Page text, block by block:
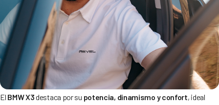
El BMW X3destaca por su potencia, dinamismo y confort, ideal